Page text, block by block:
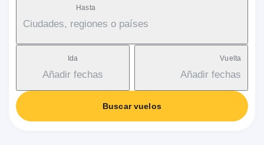
Hasta
Ciudades, regiones o países
Ida
Añadir fechas
Vuelta
Añadir fechas
Buscar vuelos